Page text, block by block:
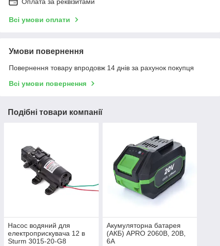
Всі умови оплати
Умови повернення
Повернення товару впродовж 14 днів за рахунок покупця
Всі умови повернення
Подібні товари компанії
Насос водяний для
електроприскувача 12 в
Sturm 3015-20-G8
Акумуляторна батарея
(АКБ) APRO 2060B, 20В,
6А